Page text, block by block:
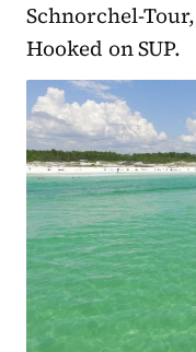
Schnorchel-
Hooked on SUP.